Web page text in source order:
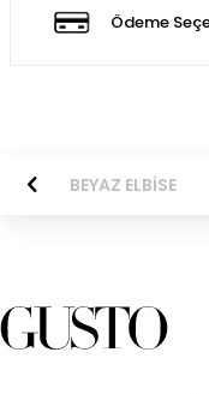
Ödeme
BEYAZ ELBİSE